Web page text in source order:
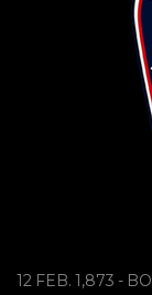
12 FEB. 1,873 -